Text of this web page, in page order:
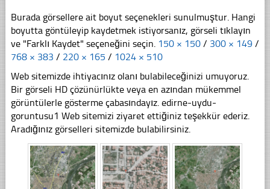
Burada görsellere ait boyut seçenekleri sunulmuştur. Hangi
boyutta göntüleyip kaydetmek istiyorsanız, görseli tıklayın
ve "Farklı Kaydet" seçeneğini seçin. 150 × 150 / 300 × 149 /
768 × 383 / 220 × 165 / 1024 × 510
Web sitemizde ihtiyacınız olanı bulabileceğinizi umuyoruz.
Bir görseli HD çözünürlükte veya en azından mükemmel
görüntülerle gösterme çabasındayız. edirne-uydu-
goruntusu1 Web sitemizi ziyaret ettiğiniz teşekkür ederiz.
Aradığınız görselleri sitemizde bulabilirsiniz.